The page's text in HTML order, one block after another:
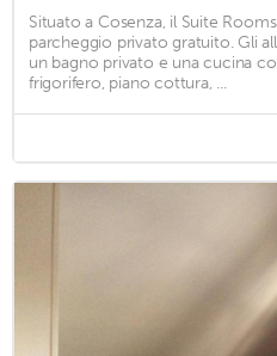
Situato a Cosenza, il Suite
parcheggio privato gratuito. Gli
un bagno privato e una cucina
frigorifero, piano cottura, ...